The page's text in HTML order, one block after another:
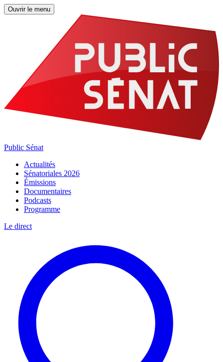
Ouvrir le menu
Public Sénat
Actualités
Sénatoriales 2026
Émissions
Documentaires
Podcasts
Programme
Le direct